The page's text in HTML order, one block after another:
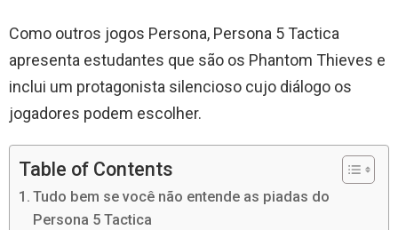
Como outros jogos Persona, Persona 5 Tactica
apresenta estudantes que são os Phantom Thieves e
inclui um protagonista silencioso cujo diálogo os
jogadores podem escolher.
Table of Contents
Tudo bem se você não entende as piadas do
Persona 5 Tactica